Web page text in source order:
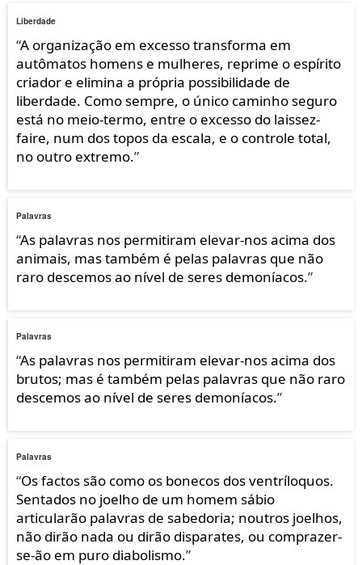
Liberdade
“A organização em excesso transforma em
autômatos homens e mulheres, reprime o espírito
criador e elimina a própria possibilidade de
liberdade. Como sempre, o único caminho seguro
está no meio-termo, entre o excesso do laissez-
faire, num dos topos da escala, e o controle total,
no outro extremo.”
Palavras
“As palavras nos permitiram elevar-nos acima dos
animais, mas também é pelas palavras que não
raro descemos ao nível de seres demoníacos.”
Palavras
“As palavras nos permitiram elevar-nos acima dos
brutos; mas é também pelas palavras que não raro
descemos ao nível de seres demoníacos.”
Palavras
“Os factos são como os bonecos dos ventríloquos.
Sentados no joelho de um homem sábio
articularão palavras de sabedoria; noutros joelhos,
não dirão nada ou dirão disparates, ou comprazer-
se-ão em puro diabolismo.”